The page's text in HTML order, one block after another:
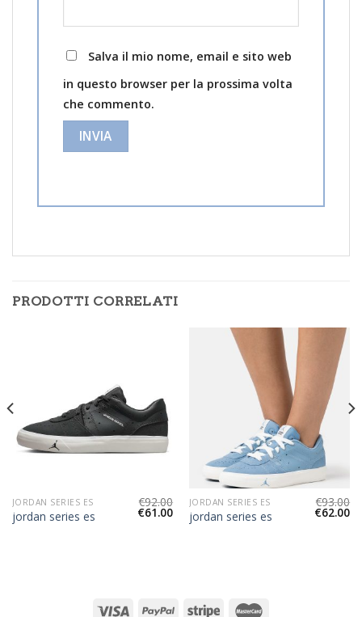
Salva il mio nome, email e sito web
in questo browser per la prossima volta
che commento.
PRODOTTI CORRELATI
JORDAN SERIES ES
jordan series es
€92.00
€61.00
JORDAN SERIES ES
jordan series es
€93.00
€62.00